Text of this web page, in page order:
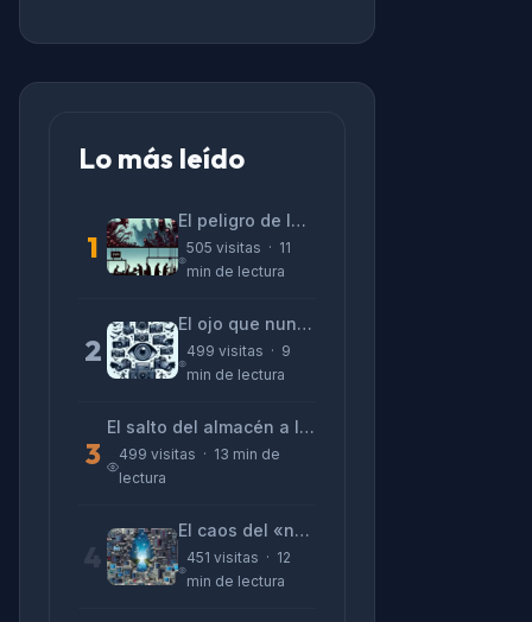
Lo más leído
1
El peligro de las «alucinaciones» y el CV prefabricado
505 visitas · 11
min de lectura
2
El ojo que nunca parpadea: lo que nos cuentan las cámaras de Lizeth Marzano
499 visitas · 9
min de lectura
3
El salto del almacén a la terminal: La realidad de reinventarse en tecnología
499 visitas · 13 min de
lectura
El caos del «no funciona nada» y la realidad tras la pantalla
451 visitas · 12
min de lectura